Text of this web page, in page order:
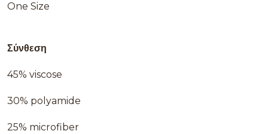
One Size
Σύνθεση
45% viscose
30% polyamide
25% microfiber